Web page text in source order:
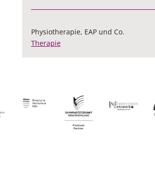
Physiotherapie, EAP und Co.
Therapie